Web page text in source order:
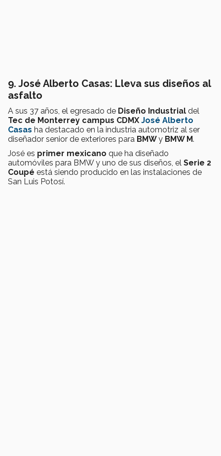
9. José Alberto Casas: Lleva sus diseños al
asfalto
A sus 37 años, el egresado de Diseño Industrial del
Tec de Monterrey campus CDMXJosé Alberto
Casas ha destacado en la industria automotriz al ser
diseñador senior de exteriores para BMWy BMW M.
José es primer mexicano que ha diseñado
automóviles para BMW y uno de sus diseños, el Serie 2
Coupé está siendo producido en las instalaciones de
San Luis Potosí.